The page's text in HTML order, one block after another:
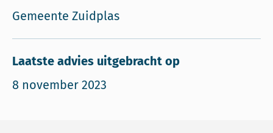
Gemeente Zuidplas
Laatste advies uitgebracht op
8 november 2023